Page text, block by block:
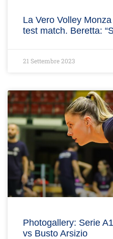
La Vero Volley
test match. Beretta:
21 Settembre 2023
Photogallery: Serie
vs Busto Arsizio